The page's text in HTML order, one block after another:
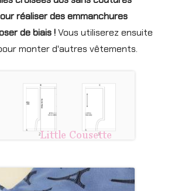
réaliser des emmanchures
de biais !Vous utiliserez ensuite
monter d'autres vêtements.